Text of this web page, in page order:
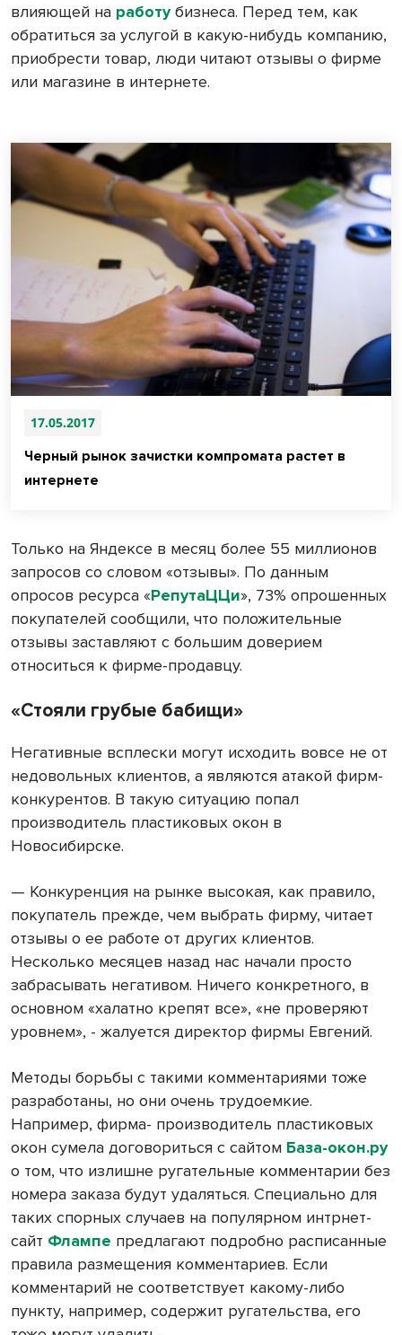
влияющей на работубизнеса. Перед тем, как
обратиться за услугой в какую-нибудь компанию,
приобрести товар, люди читают отзывы о фирме
или магазине в интернете.
17.05.2017
Черный рынок зачистки компромата растет в
интернете
Только на Яндексе в месяц более 55 миллионов
запросов со словом «отзывы». По данным
опросов ресурса «РепутаЦЦи», 73% опрошенных
покупателей сообщили, что положительные
отзывы заставляют с большим доверием
относиться к фирме-продавцу.
«Стояли грубые бабищи»
Негативные всплески могут исходить вовсе не от
недовольных клиентов, а являются атакой фирм-
конкурентов. В такую ситуацию попал
производитель пластиковых окон в
Новосибирске.
— Конкуренция на рынке высокая, как правило,
покупатель прежде, чем выбрать фирму, читает
отзывы о ее работе от других клиентов.
Несколько месяцев назад нас начали просто
забрасывать негативом. Ничего конкретного, в
основном «халатно крепят все», «не проверяют
уровнем», - жалуется директор фирмы Евгений.
Методы борьбы с такими комментариями тоже
разработаны, но они очень трудоемкие.
Например, фирма- производитель пластиковых
окон сумела договориться с сайтом База-окон.ру
о том, что излишне ругательные комментарии без
номера заказа будут удаляться. Специально для
таких спорных случаев на популярном интрнет-
сайт Флампе предлагают подробно расписанные
правила размещения комментариев. Если
комментарий не соответствует какому-либо
пункту, например, содержит ругательства, его